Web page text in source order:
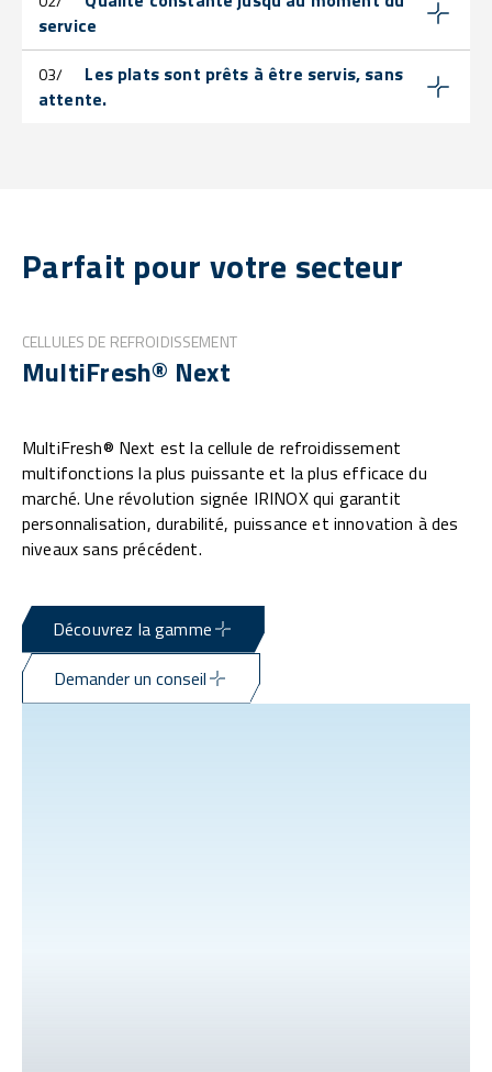
service
03/
Les plats sont prêts à être servis, sans
attente.
Parfait pour votre secteur
CELLULES DE REFROIDISSEMENT
MultiFresh® Next
MultiFresh® Next est la cellule de refroidissement
multifonctions la plus puissante et la plus efficace du
marché. Une révolution signée IRINOX qui garantit
personnalisation, durabilité, puissance et innovation à des
niveaux sans précédent.
Découvrez la gamme
Demander un conseil